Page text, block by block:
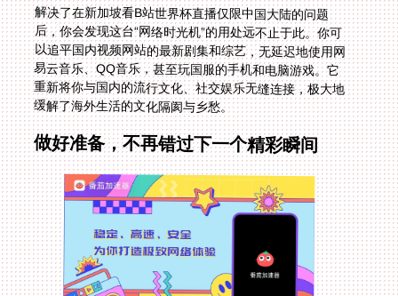
解决了在新加坡看B站世界杯直播仅限中国大陆的问题
后，你会发现这台“网络时光机”的用处远不止于此。你可
以追平国内视频网站的最新剧集和综艺，无延迟地使用网
易云音乐、QQ音乐，甚至玩国服的手机和电脑游戏。它
重新将你与国内的流行文化、社交娱乐无缝连接，极大地
缓解了海外生活的文化隔阂与乡愁。
做好准备，不再错过下一个精彩瞬间